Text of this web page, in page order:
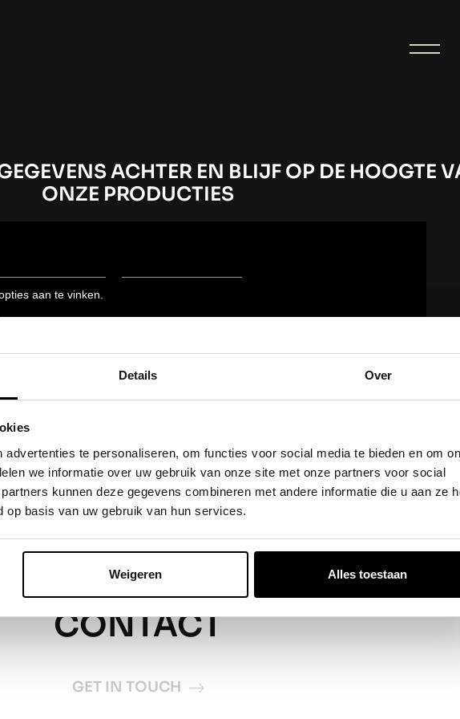
Details Over
te personaliseren, om functies voor social media te bieden en om
we informatie over uw gebruik van onze site met onze partners voor social
kunnen deze gegevens combineren met andere informatie die u aan ze
basis van uw gebruik van hun services.
Weigeren Alles toestaan
ACHTER EN BLIJF OP DE HOOGTE
ONZE PRODUCTIES
aan te vinken.
opgeslagen door MediaLane, lees
CONTACT
GET IN TOUCH